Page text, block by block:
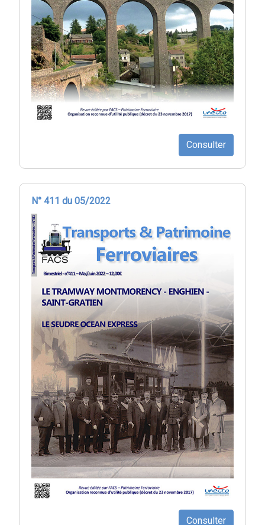
Consulter
N° 411 du 05/2022
Consulter